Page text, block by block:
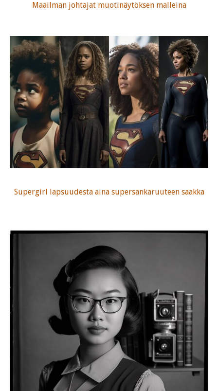
Maailman johtajat muotinäytöksen malleina
Supergirl lapsuudesta aina supersankaruuteen saakka